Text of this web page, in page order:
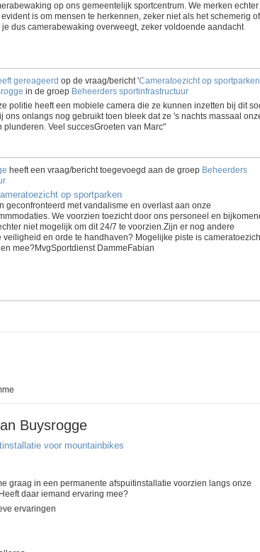
op ons gemeentelijk sportcentrum. We merken echter
is om mensen te herkennen, zeker niet als het schemerig of
dus camerabewaking overweegt, zeker voldoende aandacht
gereageerd op de vraag/bericht 'Cameratoezicht op sportparken
in de groep Beheerders sportinfrastructuur
politie heeft een mobiele camera die ze kunnen inzetten bij dit
ons onlangs nog gebruikt toen bleek dat ze 's nachts massaal
plunderen. Veel succesGroeten van Marc"
heeft een vraag/bericht toegevoegd aan de groep Beheerders
op sportparken
geconfronteerd met vandalisme en overlast aan onze
We voorzien toezicht door ons personeel en
niet mogelijk om dit 24/7 te voorzien.Zijn er nog andere
veiligheid en orde te handhaven? Mogelijke piste is
mee?MvgSportdienst DammeFabian
Buysrogge
voor mountainbikes
graag in een permanente afspuitinstallatie voorzien langs onze
daar iemand ervaring mee?
ervaringen